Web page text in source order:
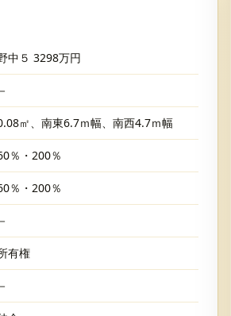
中５ 3298万円
－
㎡、南東6.7ｍ幅、南西4.7ｍ幅
％・200％
％・200％
－
有権
－